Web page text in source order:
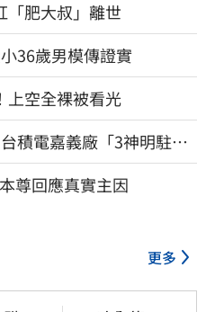
肥大叔」離世
36歲男模傳證實
上空全裸被看光
積電嘉義廠「3神明駐駕
尊回應真實主因
更多